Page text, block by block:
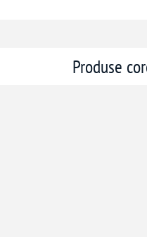
Produse